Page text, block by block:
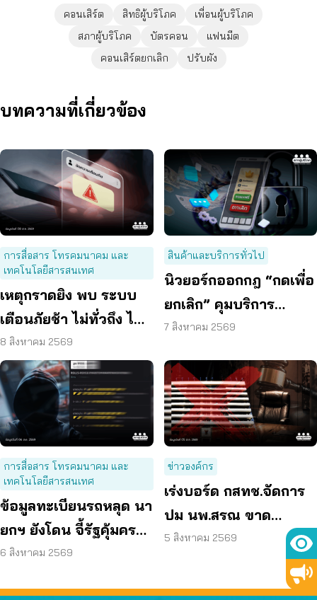
คอนเสิร์ต สิทธิผู้บริโภค
เพื่อนผู้บริโภค
สภาผู้บริโภค
บัตรคอน
แฟนมีต
คอนเสิร์ตยกเลิก
ปรับผัง
บทความที่เกี่ยวข้อง
การสื่อสาร โทรคมนาคม และ
เทคโนโลยีสารสนเทศ
เหตุกราดยิง พบ ระบบ
เตือนภัยช้า ไม่ทั่วถึง ไม่
ชัดเจน
8 สิงหาคม 2569
สินค้าและบริการทั่วไป
นิวยอร์กออกกฎ “กดเพื่อ
ยกเลิก” คุมบริการ
ออนไลน์ ต่ออายุสมาชิก
7 สิงหาคม 2569
การสื่อสาร โทรคมนาคม และ
เทคโนโลยีสารสนเทศ
ข้อมูลทะเบียนรถหลุด นา
ยกฯ ยังโดน จี้รัฐคุ้มครอง
ข้อมูลส่วนบุคคล
6 สิงหาคม 2569
ข่าวองค์กร
เร่งบอร์ด กสทช.จัดการ
ปม นพ.สรณ ขาด
คุณสมบัติ ตามมติ
5 สิงหาคม 2569